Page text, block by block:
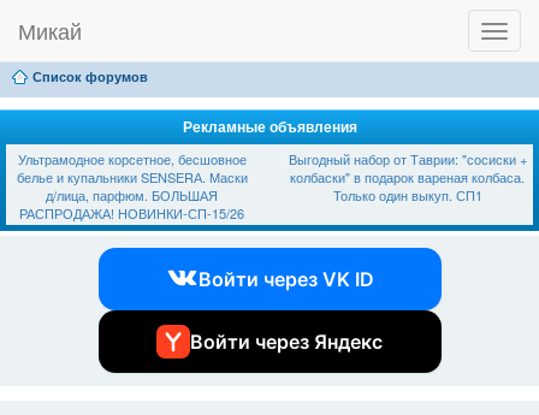
T
o
g
l
n
a
v
g
Микай
Ссылки Вход
Список форумов
Рекламные объявления
Ультрамодное корсетное, бесшовное
белье и купальники SЕNSЕRА. Маски
д/лица, парфюм. БОЛЬШАЯ
РАСПРОДАЖА! НОВИНКИ-СП-15/26
Выгодный набор от Таврии: "сосиски +
колбаски" в подарок вареная колбаса.
Только один выкуп. СП1
Войти через VK ID
Войти через Яндекс